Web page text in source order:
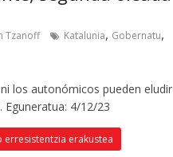
Tzanoff Katalunia, Gobernatu,
los autonómicos pueden eludir
. Eguneratua: 4/12/23
erresistentzia erakustea